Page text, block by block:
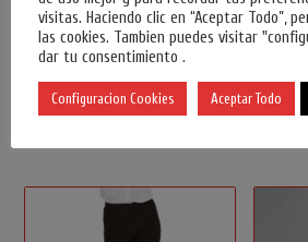
Precio disponible solo para
usuarios registrados.Inicia
sesión o Regístrate
visitas. Haciendo clic en “Aceptar Todo”,
las cookies. Tambien puedes visitar
dar tu consentimiento .
Configuracion Cookies Aceptar Todo